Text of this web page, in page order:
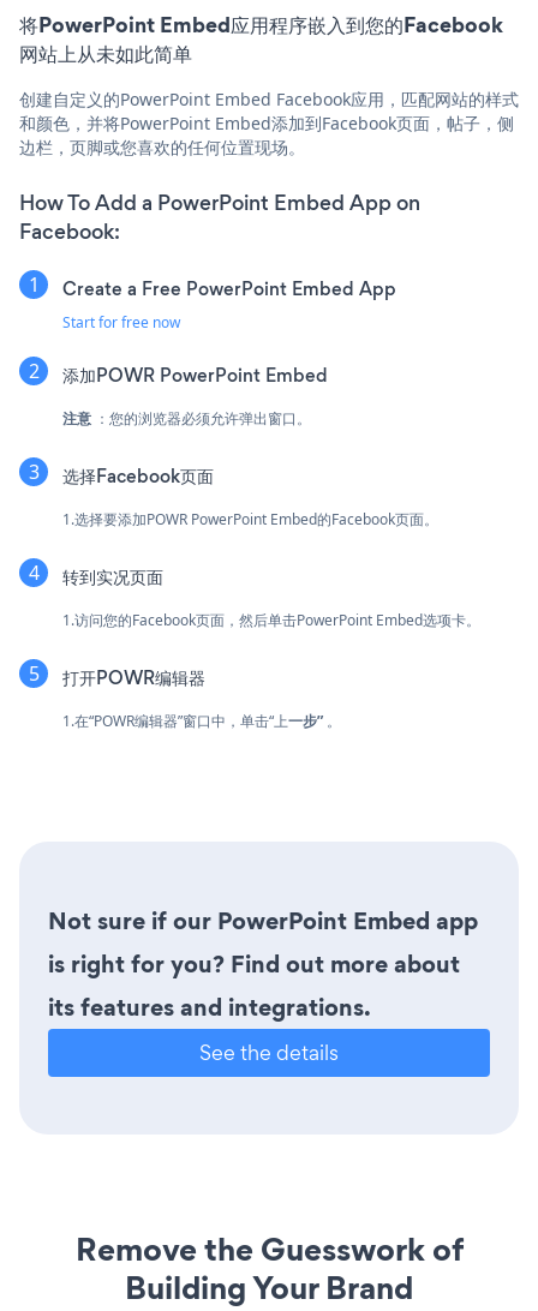
将PowerPoint Embed应用程序嵌入到您的Facebook
网站上从未如此简单
创建自定义的PowerPoint Embed Facebook应用，匹配网站的样式
和颜色，并将PowerPoint Embed添加到Facebook页面，帖子，侧
边栏，页脚或您喜欢的任何位置现场。
How To Add a PowerPoint Embed App on
Facebook:
Create a Free PowerPoint Embed App
Start for free now
添加POWR PowerPoint Embed
注意 ：您的浏览器必须允许弹出窗口。
选择Facebook页面
1.选择要添加POWR PowerPoint Embed的Facebook页面。
转到实况页面
1.访问您的Facebook页面，然后单击PowerPoint Embed选项卡。
打开POWR编辑器
1.在“POWR编辑器”窗口中，单击“上一步” 。
Not sure if our PowerPoint Embed app
is right for you? Find out more about
its features and integrations.
See the details
Remove the Guesswork of
Building Your Brand